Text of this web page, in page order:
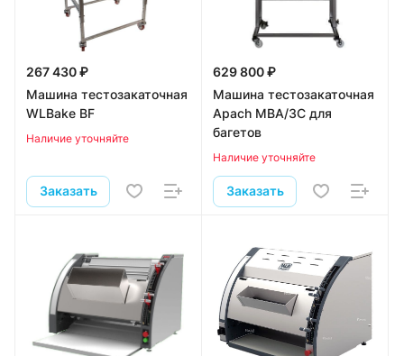
267 430 ₽
Машина тестозакаточная
WLBake BF
Наличие уточняйте
Заказать
629 800 ₽
Машина тестозакаточная
Apach MBA/3C для
багетов
Наличие уточняйте
Заказать